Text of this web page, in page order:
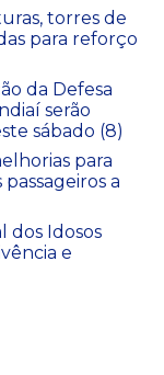
torres de
para reforço
da Defesa
serão
sábado (8)
para
a
dos Idosos
e